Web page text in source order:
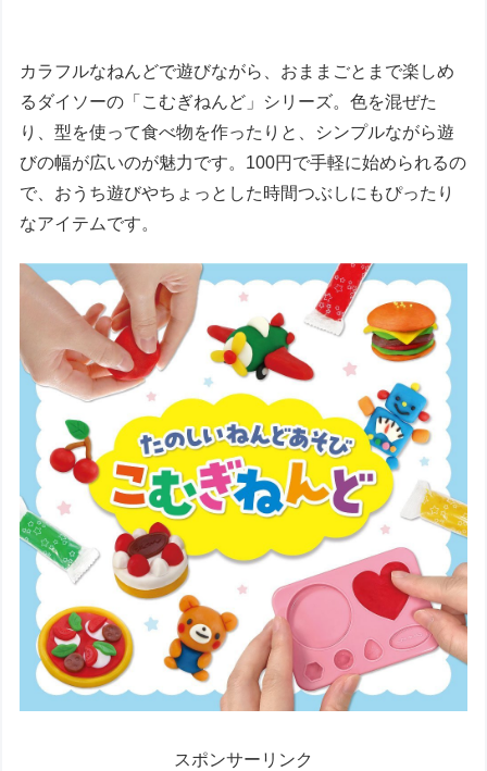
カラフルなねんどで遊びながら、おままごとまで楽しめ
るダイソーの「こむぎねんど」シリーズ。色を混ぜた
り、型を使って食べ物を作ったりと、シンプルながら遊
びの幅が広いのが魅力です。100円で手軽に始められるの
で、おうち遊びやちょっとした時間つぶしにもぴったり
なアイテムです。
スポンサーリンク